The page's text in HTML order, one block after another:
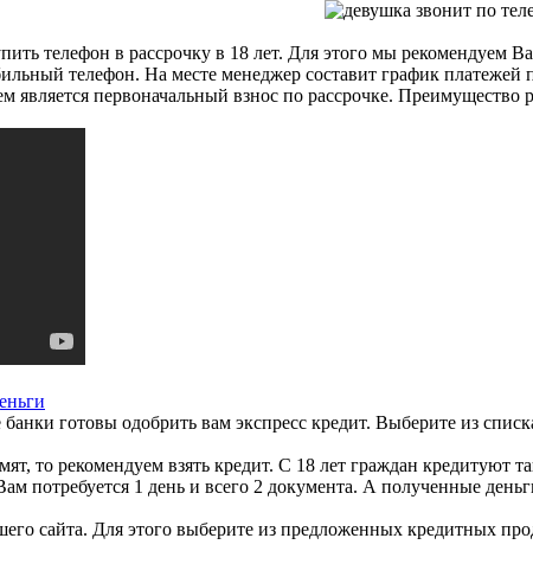
телефон в рассрочку в 18 лет. Для этого мы рекомендуем
телефон. На месте менеджер составит график
является первоначальный взнос по рассрочке. Преимущество
готовы одобрить вам экспресс кредит. Выберите из
то рекомендуем взять кредит. С 18 лет граждан
потребуется 1 день и всего 2 документа. А полученные
сайта. Для этого выберите из предложенных кредитных